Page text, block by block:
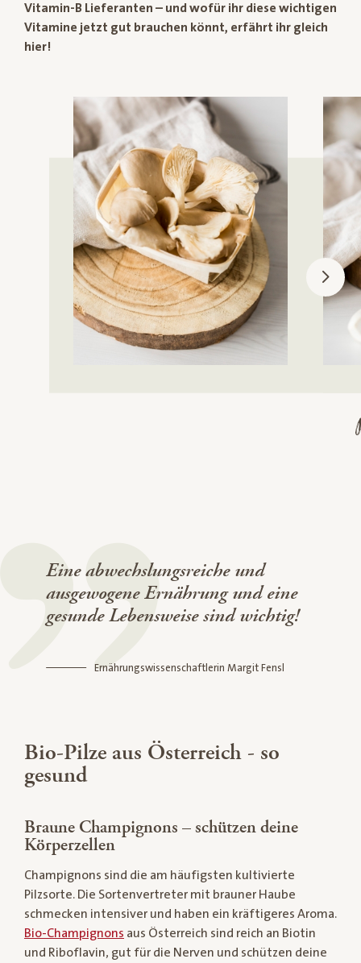
Vitamin-B Lieferanten – und wofür ihr diese wichtigen
Vitamine jetzt gut brauchen könnt, erfährt ihr gleich
hier!
Eine abwechslungsreiche und
ausgewogene Ernährung und eine
gesunde Lebensweise sind wichtig!
Ernährungswissenschaftlerin Margit Fensl
Bio-Pilze aus Österreich - so
gesund
Braune Champignons – schützen deine
Körperzellen
Champignons sind die am häufigsten kultivierte
Pilzsorte. Die Sortenvertreter mit brauner Haube
schmecken intensiver und haben ein kräftigeres Aroma.
Bio-Champignons aus Österreich sind reich an Biotin
und Riboflavin, gut für die Nerven und schützen deine